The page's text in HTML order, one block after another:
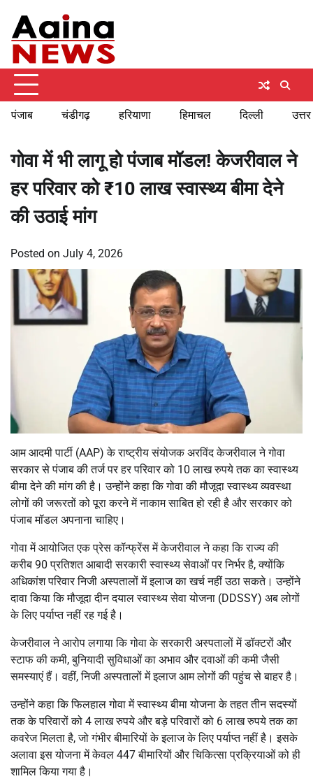
content
पंजाब चंडीगढ़ हरियाणा हिमाचल दिल्ली
गोवा में भी लागू हो पंजाब मॉडल! केजरीवाल ने
हर परिवार को ₹10 लाख स्वास्थ्य बीमा देने
की उठाई मांग
Posted on July 4, 2026
आम आदमी पार्टी (AAP) के राष्ट्रीय संयोजक अरविंद केजरीवाल ने गोवा
सरकार से पंजाब की तर्ज पर हर परिवार को 10 लाख रुपये तक का स्वास्थ्य
बीमा देने की मांग की है। उन्होंने कहा कि गोवा की मौजूदा स्वास्थ्य व्यवस्था
लोगों की जरूरतों को पूरा करने में नाकाम साबित हो रही है और सरकार को
पंजाब मॉडल अपनाना चाहिए।
गोवा में आयोजित एक प्रेस कॉन्फ्रेंस में केजरीवाल ने कहा कि राज्य की
करीब 90 प्रतिशत आबादी सरकारी स्वास्थ्य सेवाओं पर निर्भर है, क्योंकि
अधिकांश परिवार निजी अस्पतालों में इलाज का खर्च नहीं उठा सकते। उन्होंने
दावा किया कि मौजूदा दीन दयाल स्वास्थ्य सेवा योजना (DDSSY) अब लोगों
के लिए पर्याप्त नहीं रह गई है।
केजरीवाल ने आरोप लगाया कि गोवा के सरकारी अस्पतालों में डॉक्टरों और
स्टाफ की कमी, बुनियादी सुविधाओं का अभाव और दवाओं की कमी जैसी
समस्याएं हैं। वहीं, निजी अस्पतालों में इलाज आम लोगों की पहुंच से बाहर है।
उन्होंने कहा कि फिलहाल गोवा में स्वास्थ्य बीमा योजना के तहत तीन सदस्यों
तक के परिवारों को 4 लाख रुपये और बड़े परिवारों को 6 लाख रुपये तक का
कवरेज मिलता है, जो गंभीर बीमारियों के इलाज के लिए पर्याप्त नहीं है। इसके
अलावा इस योजना में केवल 447 बीमारियों और चिकित्सा प्रक्रियाओं को ही
शामिल किया गया है।